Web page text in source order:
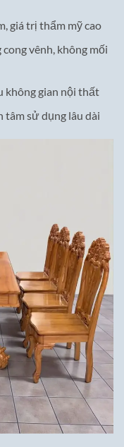
giá trị thẩm mỹ cao
vênh, không mối
không gian nội thất
tâm sử dụng lâu dài